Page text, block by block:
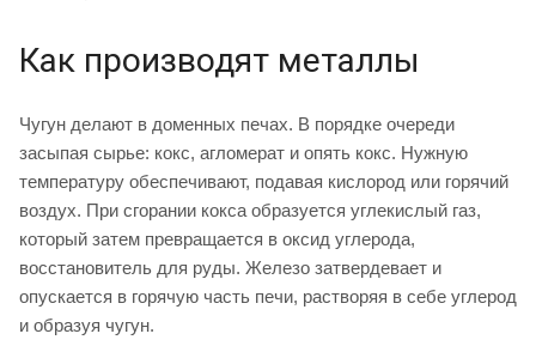
Как производят металлы
Чугун делают в доменных печах. В порядке очереди
засыпая сырье: кокс, агломерат и опять кокс. Нужную
температуру обеспечивают, подавая кислород или горячий
воздух. При сгорании кокса образуется углекислый газ,
который затем превращается в оксид углерода,
восстановитель для руды. Железо затвердевает и
опускается в горячую часть печи, растворяя в себе углерод
и образуя чугун.